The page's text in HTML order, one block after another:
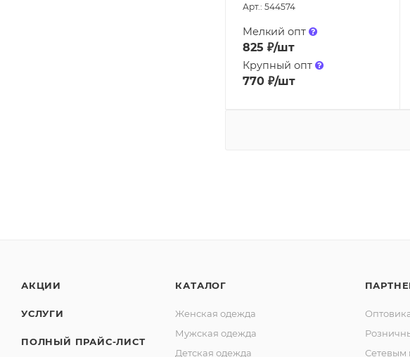
Арт.: 544574
Мелкий опт
825 ₽/шт
Крупный опт
770 ₽/шт
АКЦИИ
УСЛУГИ
ПОЛНЫЙ ПРАЙС-ЛИСТ
КАТАЛОГ
Женская одежда
Мужская одежда
Детская одежда
Сетевым